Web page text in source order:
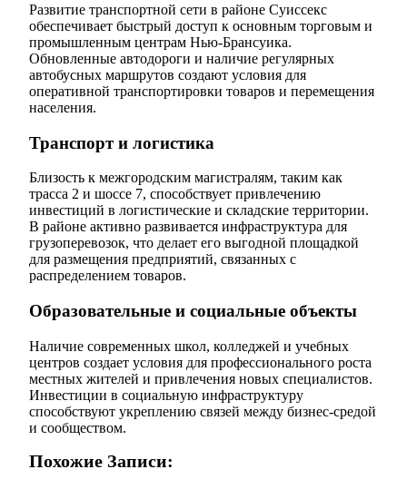
Развитие транспортной сети в районе Суиссекс
обеспечивает быстрый доступ к основным торговым и
промышленным центрам Нью-Брансуика.
Обновленные автодороги и наличие регулярных
автобусных маршрутов создают условия для
оперативной транспортировки товаров и перемещения
населения.
Транспорт и логистика
Близость к межгородским магистралям, таким как
трасса 2 и шоссе 7, способствует привлечению
инвестиций в логистические и складские территории.
В районе активно развивается инфраструктура для
грузоперевозок, что делает его выгодной площадкой
для размещения предприятий, связанных с
распределением товаров.
Образовательные и социальные объекты
Наличие современных школ, колледжей и учебных
центров создает условия для профессионального роста
местных жителей и привлечения новых специалистов.
Инвестиции в социальную инфраструктуру
способствуют укреплению связей между бизнес-средой
и сообществом.
Похожие Записи: